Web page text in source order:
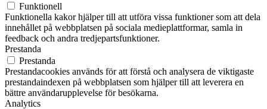
Funktionell
Funktionella kakor hjälper till att utföra vissa funktioner som att dela
innehållet på webbplatsen på sociala medieplattformar, samla in
feedback och andra tredjepartsfunktioner.
Prestanda
Prestanda
Prestandacookies används för att förstå och analysera de viktigaste
prestandaindexen på webbplatsen som hjälper till att leverera en
bättre användarupplevelse för besökarna.
Analytics